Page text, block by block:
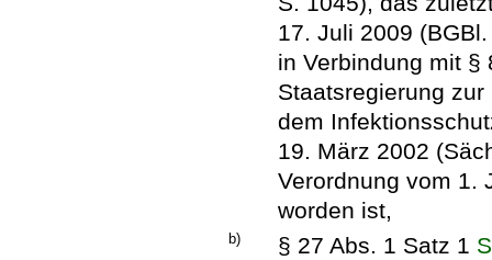
17. Juli 2009
in Verbindung mit §
Staatsregierung
dem
19. März 2002
Verordnung vom 1.
worden ist,
b) § 27 Abs. 1 Satz 1